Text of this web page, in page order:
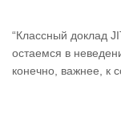
“Классный доклад
остаемся в
конечно, важнее, к